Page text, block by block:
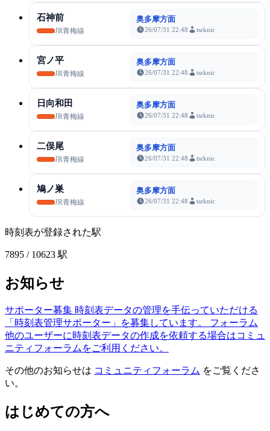
石神前
JR青梅線
奥多摩方面
26/07/31 22:48 tsrknic
宮ノ平
JR青梅線
奥多摩方面
26/07/31 22:48 tsrknic
日向和田
JR青梅線
奥多摩方面
26/07/31 22:48 tsrknic
二俣尾
JR青梅線
奥多摩方面
26/07/31 22:48 tsrknic
鳩ノ巣
JR青梅線
奥多摩方面
26/07/31 22:48 tsrknic
時刻表が登録された駅
7895 / 10623 駅
お知らせ
サポーター募集 時刻表データの管理を手伝っていただける
「時刻表管理サポーター」を募集しています。
フォーラム
他のユーザーに時刻表データの作成を依頼する場合はコミュ
ニティフォーラムをご利用ください。
その他のお知らせは コミュニティフォーラム をご覧くださ
い。
はじめての方へ